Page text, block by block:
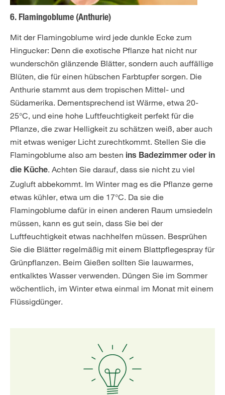
6. Flamingoblume (Anthurie)
Mit der Flamingoblume wird jede dunkle Ecke zum
Hingucker: Denn die exotische Pflanze hat nicht nur
wunderschön glänzende Blätter, sondern auch auffällige
Blüten, die für einen hübschen Farbtupfer sorgen. Die
Anthurie stammt aus dem tropischen Mittel- und
Südamerika. Dementsprechend ist Wärme, etwa 20-
25°C, und eine hohe Luftfeuchtigkeit perfekt für die
Pflanze, die zwar Helligkeit zu schätzen weiß, aber auch
mit etwas weniger Licht zurechtkommt. Stellen Sie die
Flamingoblume also am besten ins Badezimmer oder in
die Küche. Achten Sie darauf, dass sie nicht zu viel
Zugluft abbekommt. Im Winter mag es die Pflanze gerne
etwas kühler, etwa um die 17°C. Da sie die
Flamingoblume dafür in einen anderen Raum umsiedeln
müssen, kann es gut sein, dass Sie bei der
Luftfeuchtigkeit etwas nachhelfen müssen. Besprühen
Sie die Blätter regelmäßig mit einem Blattpflegespray für
Grünpflanzen. Beim Gießen sollten Sie lauwarmes,
entkalktes Wasser verwenden. Düngen Sie im Sommer
wöchentlich, im Winter etwa einmal im Monat mit einem
Flüssigdünger.